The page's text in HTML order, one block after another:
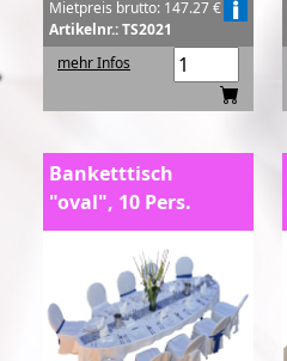
Mietpreis brutto: 147.27 €
Artikelnr.: TS2021
mehr Infos
Banketttisch
"oval", 10 Pers.